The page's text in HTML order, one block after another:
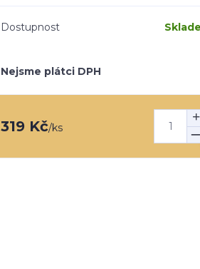
Dostupnost
Nejsme plátci DPH
319 Kč/ks